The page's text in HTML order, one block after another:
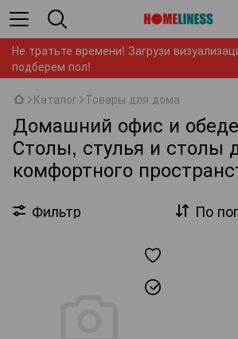
Не тратьте времени! Загрузи
подберем пол!
Каталог Товары для дома
Домашний офис и
Столы, стулья и столы
комфортного
Фильтр По